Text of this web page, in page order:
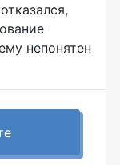
непонятен